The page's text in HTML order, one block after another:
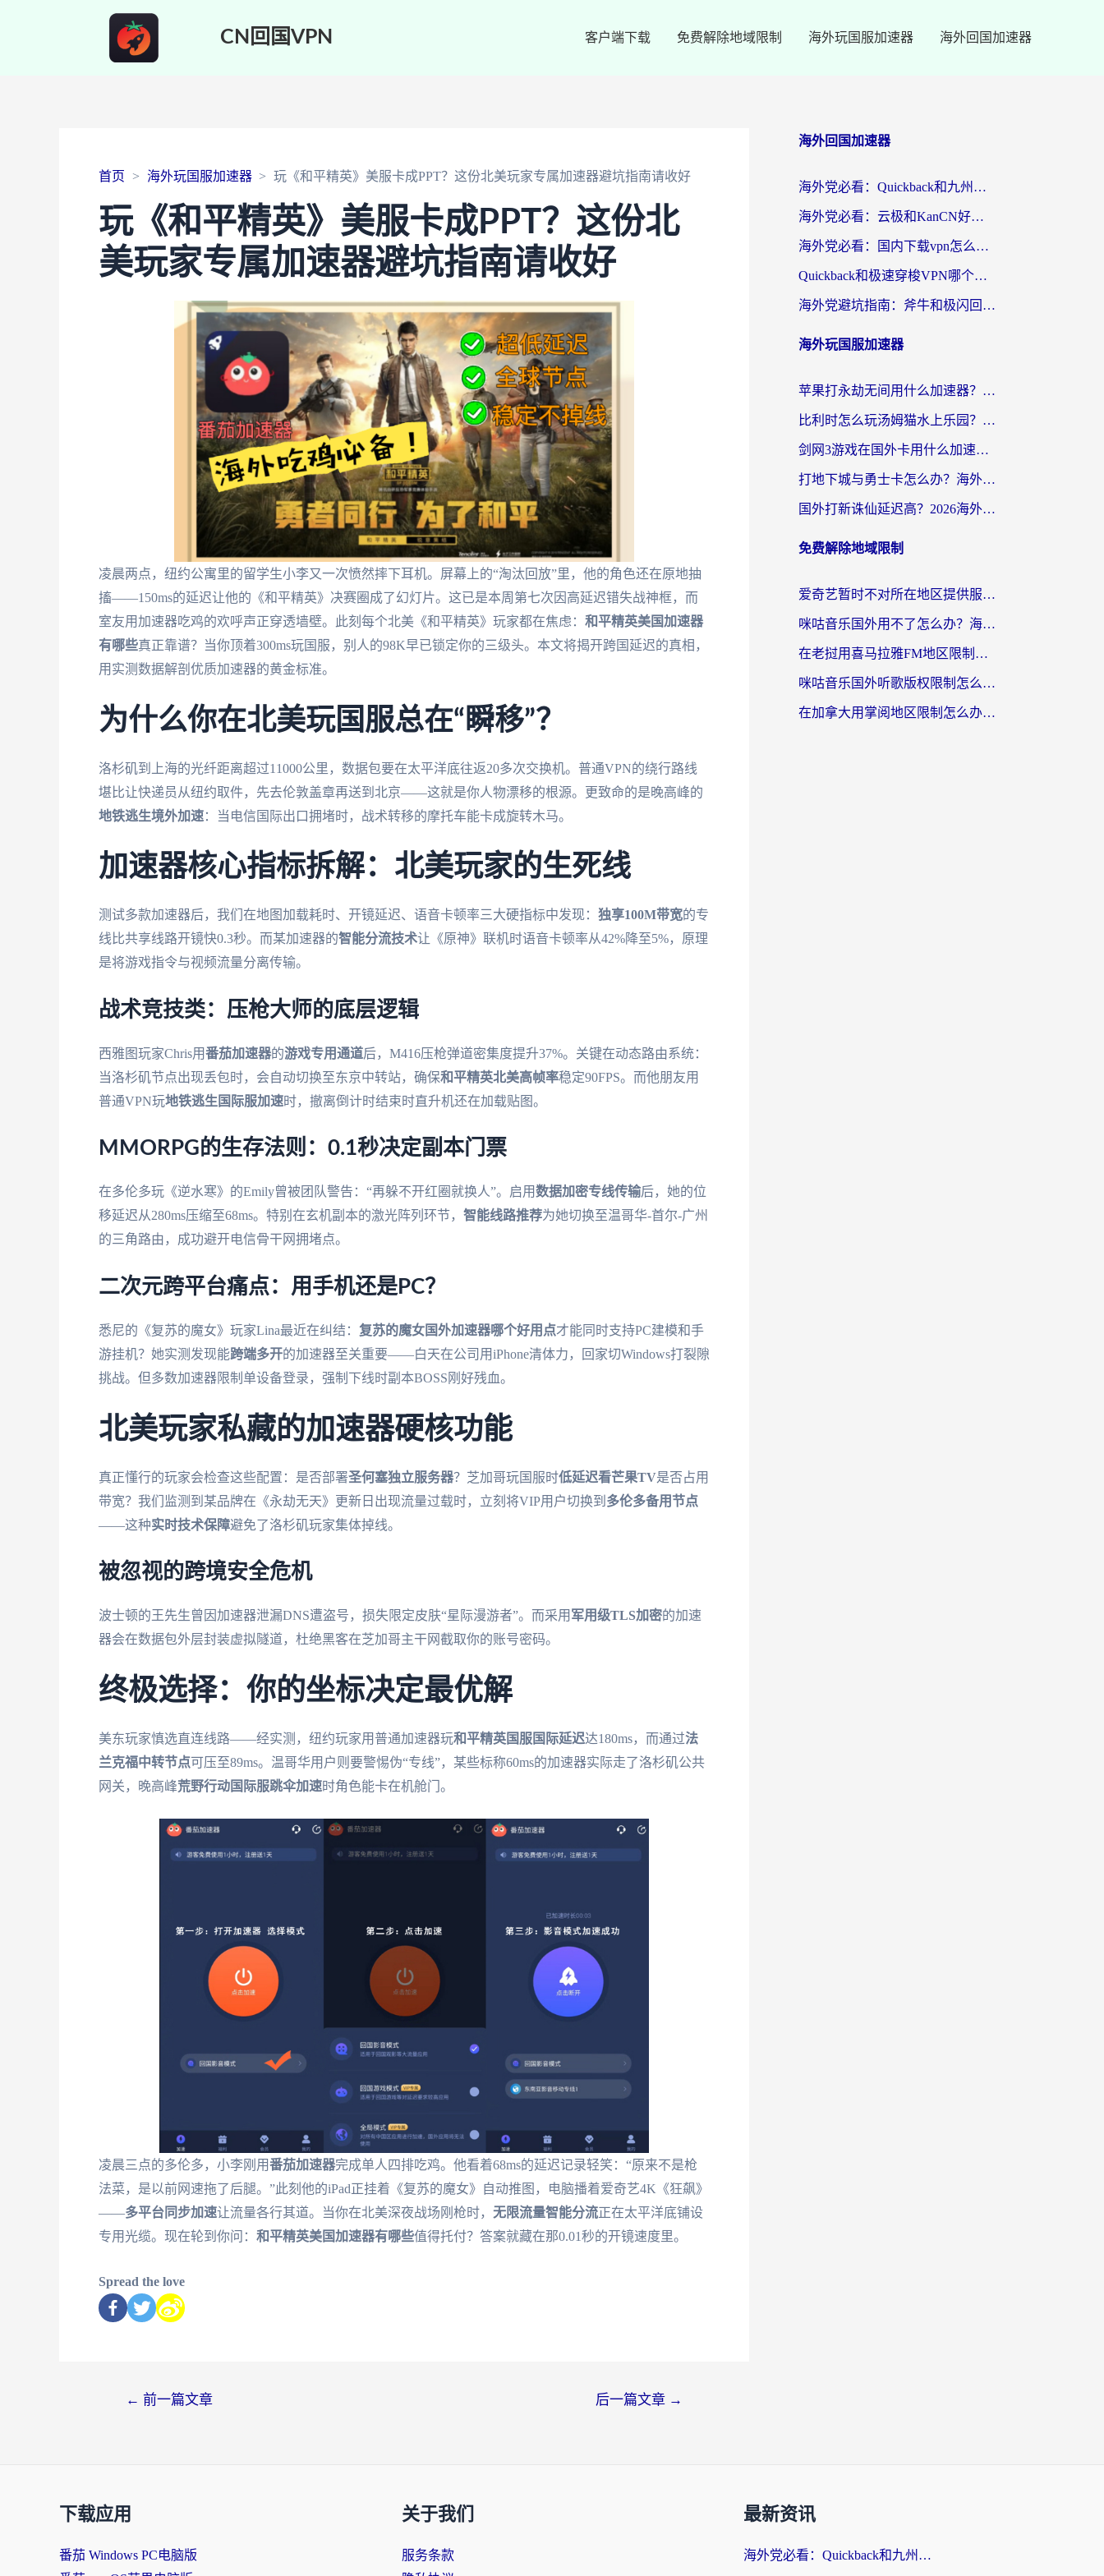
CN回国VPN 客户端下载 免费解除地域限制 海外玩国服加速器 海外回国加速器
首页 海外玩国服加速器 玩《和平精英》美服卡成PPT？这份北美玩家专属加速器避坑指南请收好
玩《和平精英》美服卡成PPT？这份北
美玩家专属加速器避坑指南请收好
凌晨两点，纽约公寓里的留学生小李又一次愤然摔下耳机。屏幕上的“淘汰回放”里，他的角色还在原地抽
搐——150ms的延迟让他的《和平精英》决赛圈成了幻灯片。这已是本周第七次因高延迟错失战神框，而
室友用加速器吃鸡的欢呼声正穿透墙壁。此刻每个北美《和平精英》玩家都在焦虑： 和平精英美国加速器
有哪些真正靠谱？当你顶着300ms玩国服，别人的98K早已锁定你的三级头。本文将揭开跨国延迟的真相，
用实测数据解剖优质加速器的黄金标准。
为什么你在北美玩国服总在“瞬移”？
洛杉矶到上海的光纤距离超过11000公里，数据包要在太平洋底往返20多次交换机。普通VPN的绕行路线
堪比让快递员从纽约取件，先去伦敦盖章再送到北京——这就是你人物漂移的根源。更致命的是晚高峰的
地铁逃生境外加速：当电信国际出口拥堵时，战术转移的摩托车能卡成旋转木马。
加速器核心指标拆解：北美玩家的生死线
测试多款加速器后，我们在地图加载耗时、开镜延迟、语音卡顿率三大硬指标中发现： 独享100M带宽的专
线比共享线路开镜快0.3秒。而某加速器的智能分流技术让《原神》联机时语音卡顿率从42%降至5%，原理
是将游戏指令与视频流量分离传输。
战术竞技类：压枪大师的底层逻辑
西雅图玩家Chris用番茄加速器的游戏专用通道后，M416压枪弹道密集度提升37%。关键在动态路由系统：
当洛杉矶节点出现丢包时，会自动切换至东京中转站，确保和平精英北美高帧率稳定90FPS。而他朋友用
普通VPN玩地铁逃生国际服加速时，撤离倒计时结束时直升机还在加载贴图。
MMORPG的生存法则：0.1秒决定副本门票
在多伦多玩《逆水寒》的Emily曾被团队警告：“再躲不开红圈就换人”。启用数据加密专线传输后，她的位
移延迟从280ms压缩至68ms。特别在玄机副本的激光阵列环节， 智能线路推荐为她切换至温哥华-首尔-广州
的三角路由，成功避开电信骨干网拥堵点。
二次元跨平台痛点：用手机还是PC？
悉尼的《复苏的魔女》玩家Lina最近在纠结： 复苏的魔女国外加速器哪个好用点才能同时支持PC建模和手
游挂机？她实测发现能跨端多开的加速器至关重要——白天在公司用iPhone清体力，回家切Windows打裂隙
挑战。但多数加速器限制单设备登录，强制下线时副本BOSS刚好残血。
北美玩家私藏的加速器硬核功能
真正懂行的玩家会检查这些配置：是否部署圣何塞独立服务器？芝加哥玩国服时低延迟看芒果TV是否占用
带宽？我们监测到某品牌在《永劫无天》更新日出现流量过载时，立刻将VIP用户切换到 多伦多备用节点
——这种实时技术保障避免了洛杉矶玩家集体掉线。
被忽视的跨境安全危机
波士顿的王先生曾因加速器泄漏DNS遭盗号，损失限定皮肤“星际漫游者”。而采用 军用级TLS加密的加速
器会在数据包外层封装虚拟隧道，杜绝黑客在芝加哥主干网截取你的账号密码。
终极选择：你的坐标决定最优解
美东玩家慎选直连线路——经实测，纽约玩家用普通加速器玩和平精英国服国际延迟达180ms，而通过法
兰克福中转节点可压至89ms。温哥华用户则要警惕伪“专线”，某些标称60ms的加速器实际走了洛杉矶公共
网关，晚高峰荒野行动国际服跳伞加速时角色能卡在机舱门。
凌晨三点的多伦多，小李刚用番茄加速器完成单人四排吃鸡。他看着68ms的延迟记录轻笑：“原来不是枪
法菜，是以前网速拖了后腿。”此刻他的iPad正挂着《复苏的魔女》自动推图，电脑播着爱奇艺4K《狂飙》
——多平台同步加速让流量各行其道。当你在北美深夜战场刚枪时， 无限流量智能分流正在太平洋底铺设
专用光缆。现在轮到你问： 和平精英美国加速器有哪些值得托付？答案就藏在那0.01秒的开镜速度里。
Spread the love
← 前一篇文章 后一篇文章 →
海外回国加速器
海外党必看：Quickback和九州连好用吗？3步选对回国加速器实现无缝刷国内资源
海外党必看：云极和KanCN好用吗？3招教你选对回国加速器（附免费VPN避坑指南）
海外党必看：国内下载vpn怎么选？教你无缝访问国内资源的实用指南
Quickback和极速穿梭VPN哪个好？海外党亲测3招选对回国加速器，看这篇就够了
海外党避坑指南：斧牛和极闪回国好用吗？选对加速器才能无缝刷剧玩游戏
海外玩国服加速器
苹果打永劫无间用什么加速器？海外玩家亲测有效的国服游戏加速指南
比利时怎么玩汤姆猫水上乐园？海外党国服游戏加速终极指南（附无畏契约食之契约解决办法）
剑网3游戏在国外卡用什么加速器好？海外党亲测有效的国服游戏加速指南
打地下城与勇士卡怎么办？海外党国服游戏加速终极指南（附北美欧洲实测）
国外打新诛仙延迟高？2026海外玩家国服游戏加速器终极指南（附天龙八部闪耀暖暖实测）
免费解除地域限制
爱奇艺暂时不对所在地区提供服务怎么办？海外党亲测有效的追剧解决方案
咪咕音乐国外用不了怎么办？海外党必备的国内内容访问全攻略
在老挝用喜马拉雅FM地区限制怎么办？海外党亲测有效的回国加速方案
咪咕音乐国外听歌版权限制怎么解除啊？海外党亲测有效的回国加速方案
在加拿大用掌阅地区限制怎么办？3个实用技巧帮你轻松解决（附海外华人必备工具）
下载应用
番茄 Windows PC电脑版
关于我们
服务条款
最新资讯
海外党必看：Quickback和九州连好用吗？3步选对回国加速器实现无缝刷国内资源